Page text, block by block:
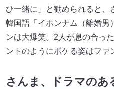
ひ一緒に」と勧められると、
韓国語「イホンナム（離婚男
ンは大爆笑。2人が息の合っ
ントのようにボケる姿はファ
さんま、ドラマのあ